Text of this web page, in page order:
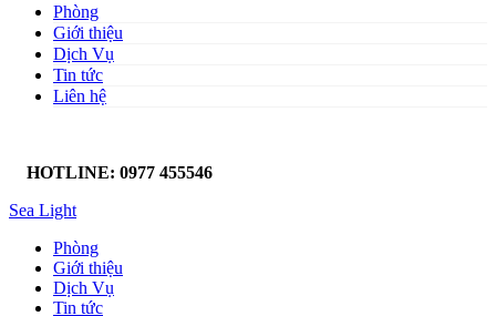
Phòng
Giới thiệu
Dịch Vụ
Tin tức
Liên hệ
HOTLINE: 0977 455546
Sea Light
Phòng
Giới thiệu
Dịch Vụ
Tin tức